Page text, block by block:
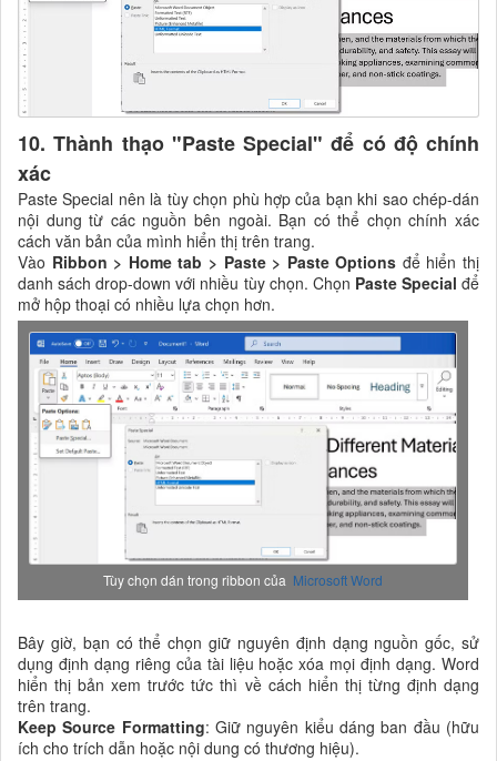
10. Thành thạo "Paste Special" để có độ chính
xác
Paste Special nên là tùy chọn phù hợp của bạn khi sao chép-dán
nội dung từ các nguồn bên ngoài. Bạn có thể chọn chính xác
cách văn bản của mình hiển thị trên trang.
Vào Ribbon > Home tab > Paste > Paste Options để hiển thị
danh sách drop-down với nhiều tùy chọn. Chọn Paste Special để
mở hộp thoại có nhiều lựa chọn hơn.
Tùy chọn dán trong ribbon của Microsoft Word
Bây giờ, bạn có thể chọn giữ nguyên định dạng nguồn gốc, sử
dụng định dạng riêng của tài liệu hoặc xóa mọi định dạng. Word
hiển thị bản xem trước tức thì về cách hiển thị từng định dạng
trên trang.
Keep Source Formatting: Giữ nguyên kiểu dáng ban đầu (hữu
ích cho trích dẫn hoặc nội dung có thương hiệu).